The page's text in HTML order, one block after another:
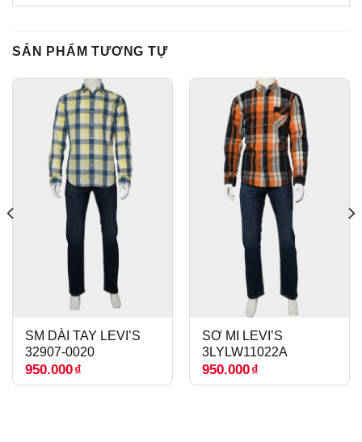
SẢN PHẨM TƯƠNG TỰ
SM DÀI TAY LEVI’S
32907-0020
950.000₫
SƠ MI LEVI’S
3LYLW11022A
950.000₫